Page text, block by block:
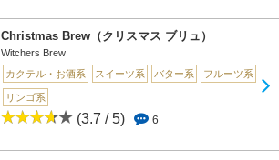
Christmas Brew（クリスマス ブリュ）
Witchers Brew
カクテル・お酒系
スイーツ系 バター系 フルーツ系
リンゴ系
(3.7 / 5) 6